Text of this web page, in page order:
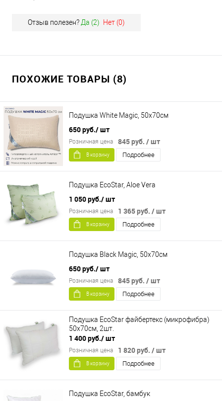
Отзыв полезен?Да (2) Нет (0)
ПОХОЖИЕ ТОВАРЫ (8)
Подушка White Magic, 50х70см
650 руб./ шт
845 руб. / шт
Розничная цена
В корзину Подробнее
Подушка EcoStar, Aloe Vera
1 050 руб./ шт
1 365 руб. / шт
Розничная цена
В корзину Подробнее
Подушка Black Magic, 50х70см
650 руб./ шт
845 руб. / шт
Розничная цена
В корзину Подробнее
Подушка EcoStar файбертекс (микрофибра)
50х70см, 2шт.
1 400 руб./ шт
1 820 руб. / шт
Розничная цена
В корзину Подробнее
Подушка EcoStar, бамбук